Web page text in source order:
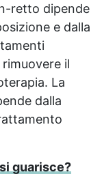
retto dipende
e dalla
il
La
dalla
guarisce?